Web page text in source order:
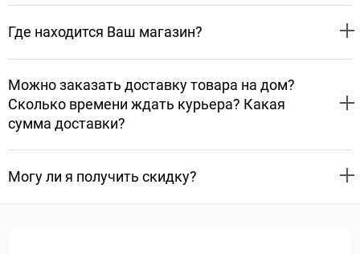
Где находится Ваш магазин?
Можно заказать доставку товара на дом?
Сколько времени ждать курьера? Какая
сумма доставки?
Могу ли я получить скидку?